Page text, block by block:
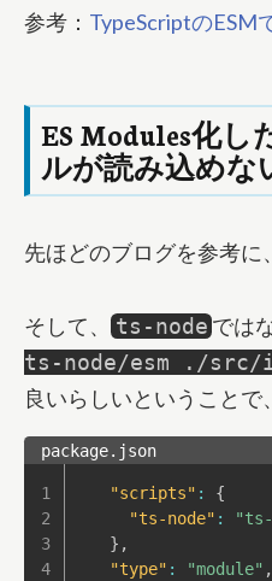
参考： TypeScriptのESM
ES Modules化し
ルが読み込めな
先ほどのブログを参考に
そして、 ts-node では
ts-node/esm ./src/
良いらしいということで
package.json
"scripts" :
{
"ts-node" :
} ,
"type" : "module" ,